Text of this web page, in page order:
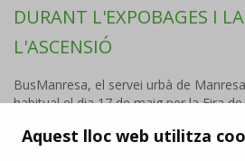
Aquest lloc web utilitza
DURANT L'EXPOBAGES I
L'ASCENSIÓ
BusManresa, el servei urbà de
habitual el dia 17 de maig per la Fira